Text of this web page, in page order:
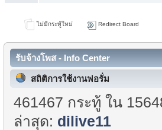
ไม่มีกระทู้ใหม่ Redirect Board
รับจ้างโพส - Info Center
สถิติการใช้งานฟอรั่ม
461467 กระทู้ ใน
ล่าสุด: dilive11